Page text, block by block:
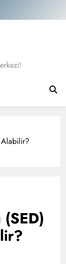
Alabilir?
(SED)